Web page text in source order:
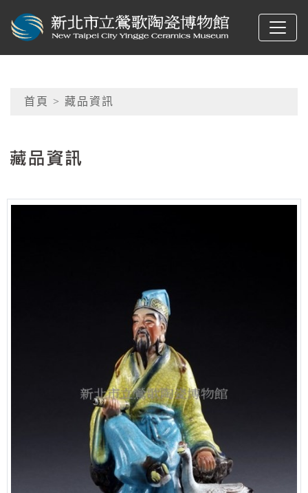
新北市立鶯歌陶瓷博物
網頁導覽
首頁 > 藏品資訊